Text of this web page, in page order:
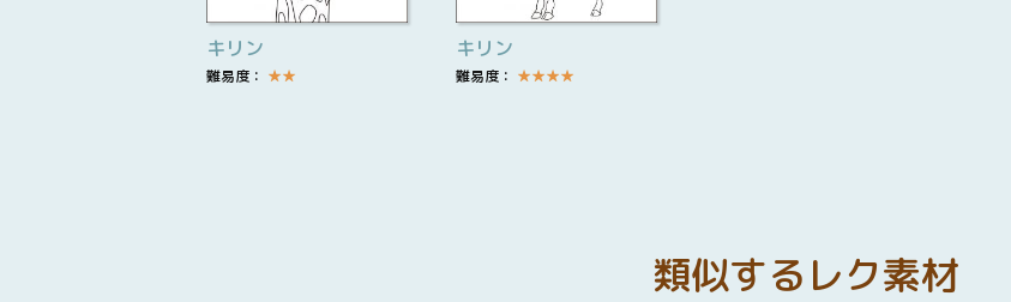
キリン
難易度： ★★
キリン
難易度： ★★★★
類似するレク素材